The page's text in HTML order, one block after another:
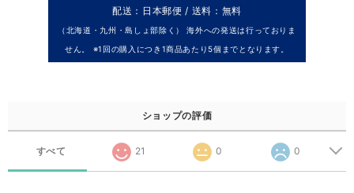
配送：日本郵便 / 送料：無料
（北海道・九州・島しょ部除く） 海外への発送は行っておりま
せん。 ※1回の購入につき1商品あたり5個までとなります。
ショップの評価
すべて 21 0 0